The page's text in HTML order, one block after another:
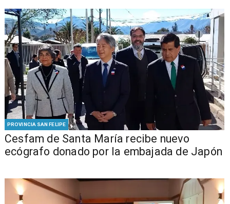
PROVINCIA SAN FELIPE
Cesfam de Santa María recibe nuevo
ecógrafo donado por la embajada de Japón